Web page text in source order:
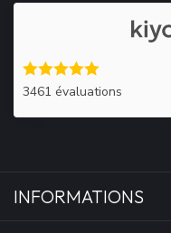
3461 évaluations
INFORMATIONS